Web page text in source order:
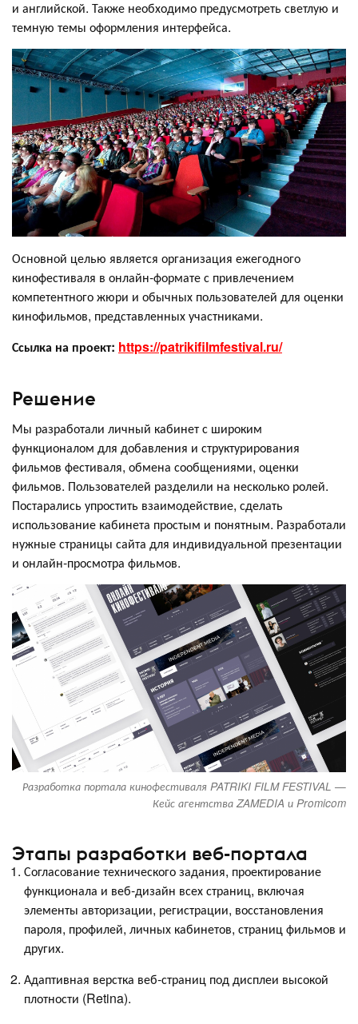
и английской. Также необходимо предусмотреть светлую и
темную темы оформления интерфейса.
Основной целью является организация ежегодного
кинофестиваля в онлайн-формате с привлечением
компетентного жюри и обычных пользователей для оценки
кинофильмов, представленных участниками.
Ссылка на проект: https://patrikifilmfestival.ru/
Решение
Мы разработали личный кабинет с широким
функционалом для добавления и структурирования
фильмов фестиваля, обмена сообщениями, оценки
фильмов. Пользователей разделили на несколько ролей.
Постарались упростить взаимодействие, сделать
использование кабинета простым и понятным. Разработали
нужные страницы сайта для индивидуальной презентации
и онлайн-просмотра фильмов.
Разработка портала кинофестиваля PATRIKI FILM FESTIVAL —
Кейс агентства ZAMEDIA и Promicom
Этапы разработки веб-портала
Согласование технического задания, проектирование
функционала и веб-дизайн всех страниц, включая
элементы авторизации, регистрации, восстановления
пароля, профилей, личных кабинетов, страниц фильмов и
других.
Адаптивная верстка веб-страниц под дисплеи высокой
плотности (Retina).